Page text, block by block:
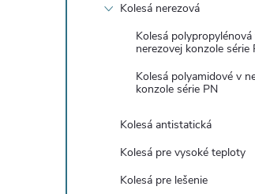
Kolesá nerezová
Kolesá polypropylénová
nerezovej konzole série
Kolesá polyamidové v
konzole série PN
Kolesá antistatická
Kolesá pre vysoké teploty
Kolesá pre lešenie
16260-11
Koliesko otočné
130 kg 16210-11
€35,07 vrátane DPH
Skladem